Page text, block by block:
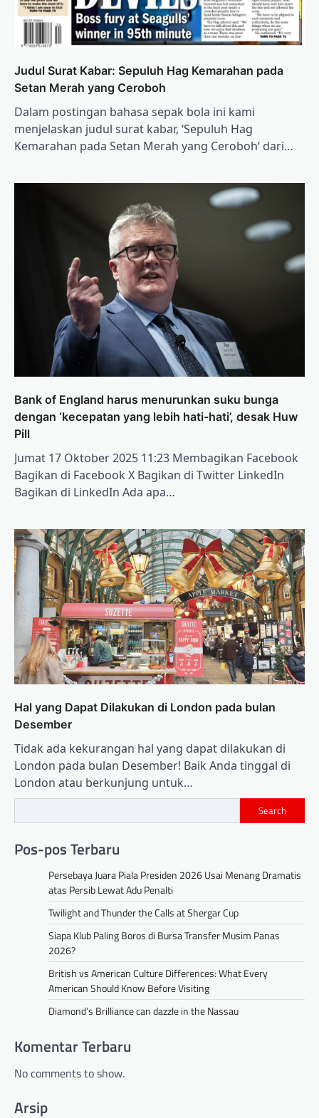
Judul Surat Kabar: Sepuluh Hag Kemarahan pada
Setan Merah yang Ceroboh
Dalam postingan bahasa sepak bola ini kami
menjelaskan judul surat kabar, ‘Sepuluh Hag
Kemarahan pada Setan Merah yang Ceroboh‘ dari…
Bank of England harus menurunkan suku bunga
dengan ‘kecepatan yang lebih hati-hati’, desak Huw
Pill
Jumat 17 Oktober 2025 11:23 Membagikan Facebook
Bagikan di Facebook X Bagikan di Twitter LinkedIn
Bagikan di LinkedIn Ada apa…
Hal yang Dapat Dilakukan di London pada bulan
Desember
Tidak ada kekurangan hal yang dapat dilakukan di
London pada bulan Desember! Baik Anda tinggal di
London atau berkunjung untuk…
Search
Pos-pos Terbaru
Persebaya Juara Piala Presiden 2026 Usai Menang Dramatis
atas Persib Lewat Adu Penalti
Twilight and Thunder the Calls at Shergar Cup
Siapa Klub Paling Boros di Bursa Transfer Musim Panas
2026?
British vs American Culture Differences: What Every
American Should Know Before Visiting
Diamond’s Brilliance can dazzle in the Nassau
Komentar Terbaru
No comments to show.
Arsip